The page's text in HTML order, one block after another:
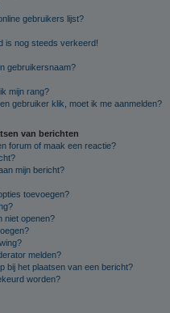
gebruikers lijst?
is nog steeds verkeerd!
gebruikersnaam?
mijn rang?
gebruiker klik, moet ik me aanmelden?
van berichten
forum of maak een reactie?
mijn bericht?
toevoegen?
niet openen?
melden?
bij het plaatsen van een bericht?
worden?